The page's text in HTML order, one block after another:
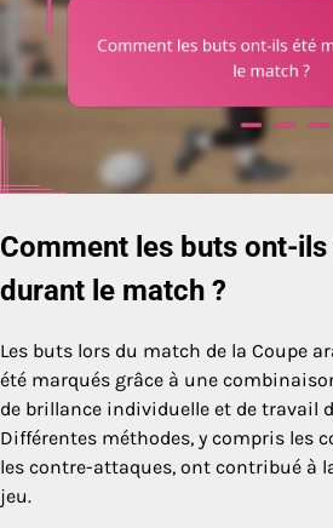
Comment les buts ont-
durant le match ?
Les buts lors du match de la Coupe
été marqués grâce à une
de brillance individuelle et de travail
Différentes méthodes, y compris les
les contre-attaques, ont contribué à
jeu.